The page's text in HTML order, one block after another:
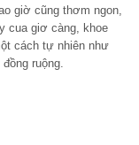
giờ cũng thơm ngon,
cua giơ càng, khoe
cách tự nhiên như
ruộng.